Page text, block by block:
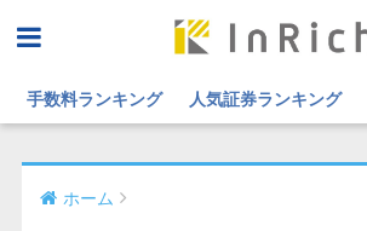
手数料ランキング 人気証券ランキング
ホーム